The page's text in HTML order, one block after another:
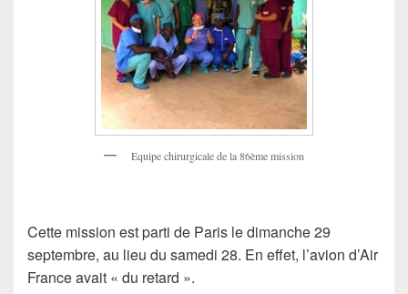
Equipe chirurgicale de la 86ème mission
Cette mission est parti de Paris le dimanche 29
septembre, au lieu du samedi 28. En effet, l’avion d’Air
France avait « du retard ».